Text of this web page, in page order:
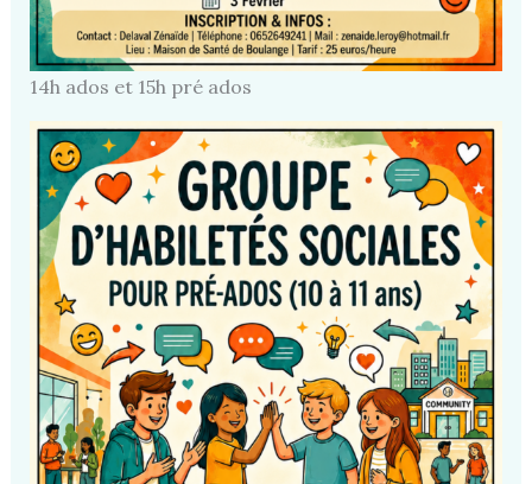
14h ados et 15h pré ados